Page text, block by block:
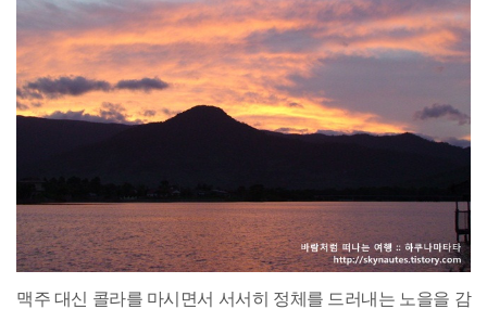
맥주 대신 콜라를 마시면서 서서히 정체를 드러내는 노을을 감